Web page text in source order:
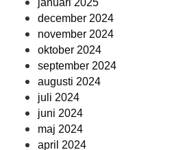
januari 2025
december 2024
november 2024
oktober 2024
september 2024
augusti 2024
juli 2024
juni 2024
maj 2024
april 2024